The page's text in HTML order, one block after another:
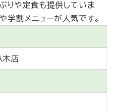
りや定食も提供していま
学割メニューが人気です。
木店